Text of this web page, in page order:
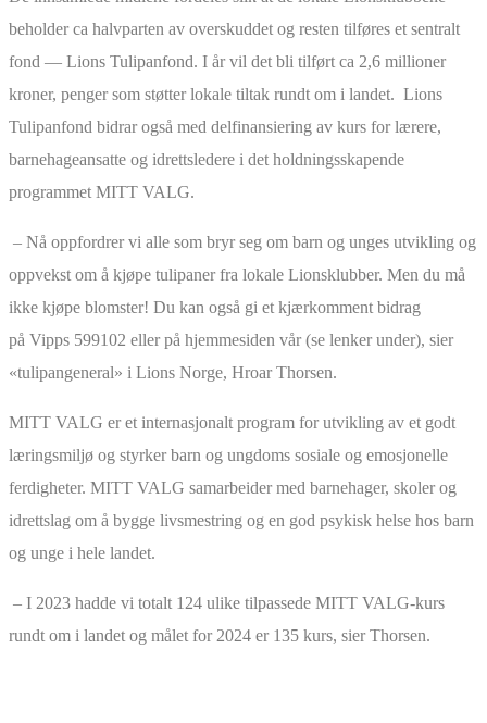
beholder ca halvparten av overskuddet og resten tilføres et sentralt
fond — Lions Tulipanfond. I år vil det bli tilført ca 2,6 millioner
kroner, penger som støtter lokale tiltak rundt om i landet. Lions
Tulipanfond bidrar også med delfinansiering av kurs for lærere,
barnehageansatte og idrettsledere i det holdningsskapende
programmet MITT VALG.
– Nå oppfordrer vi alle som bryr seg om barn og unges utvikling og
oppvekst om å kjøpe tulipaner fra lokale Lionsklubber. Men du må
ikke kjøpe blomster! Du kan også gi et kjærkomment bidrag
på Vipps 599102 eller på hjemmesiden vår (se lenker under), sier
«tulipangeneral» i Lions Norge, Hroar Thorsen.
MITT VALG er et internasjonalt program for utvikling av et godt
læringsmiljø og styrker barn og ungdoms sosiale og emosjonelle
ferdigheter. MITT VALG samarbeider med barnehager, skoler og
idrettslag om å bygge livsmestring og en god psykisk helse hos barn
og unge i hele landet.
– I 2023 hadde vi totalt 124 ulike tilpassede MITT VALG-kurs
rundt om i landet og målet for 2024 er 135 kurs, sier Thorsen.